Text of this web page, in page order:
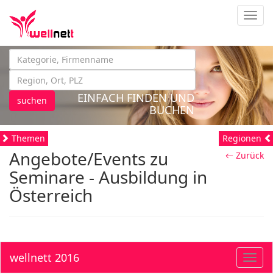
suchen
EINFACH FINDEN UND
BUCHEN
Themen
← Zurück
Angebote/Events zu
Seminare - Ausbildung in
Österreich
Regionen
wellnett 2016